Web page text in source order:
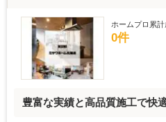
ホームプロ累
0件
豊富な実績と高品質施工で快